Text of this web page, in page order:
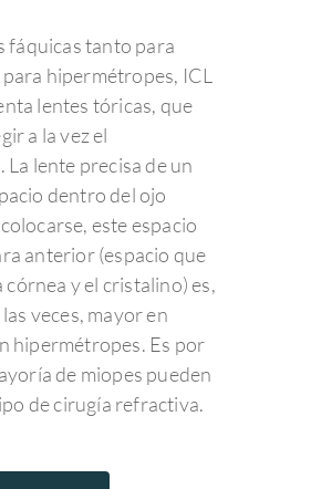
fáquicas tanto para
hipermétropes, ICL
lentes tóricas, que
a la vez el
La lente precisa de un
dentro del ojo
este espacio
anterior (espacio que
córnea y el cristalino) es,
veces, mayor en
hipermétropes. Es por
de miopes pueden
de cirugía refractiva.